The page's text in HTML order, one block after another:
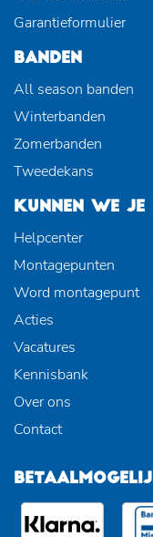
Garantieformulier
BANDEN
All season banden
Winterbanden
Zomerbanden
Tweedekans
KUNNEN WE JE
Helpcenter
Montagepunten
Word montagepunt
Acties
Vacatures
Kennisbank
Over ons
Contact